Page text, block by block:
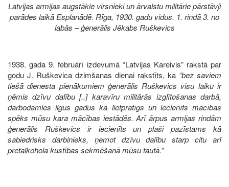
Latvijas armijas augstākie virsnieki un ārvalstu militārie pārstāvji
parādes laikā Esplanādē. Rīga, 1930. gadu vidus. 1. rindā 3. no
labās – ģenerālis Jēkabs Ruškevics
1938. gada 9. februārī izdevumā “Latvijas Kareivis” rakstā par
godu J. Ruškevica dzimšanas dienai rakstīts, ka “bez saviem
tiešā dienesta pienākumiem ģenerālis Ruškevics visu laiku ir
ņēmis dzīvu dalību [..] karavīru militārās izglītošanas darbā,
darbodamies ilgus gadus kā lietpratīgs un iecienīts mācības
spēks mūsu kara mācības iestādēs. Arī ārpus armijas rindām
ģenerālis Ruškevics ir iecienīts un plaši pazīstams kā
sabiedrisks darbinieks, ņemot dzīvu dalību starp citu arī
pretalkohola kustības sekmēšanā mūsu tautā.”